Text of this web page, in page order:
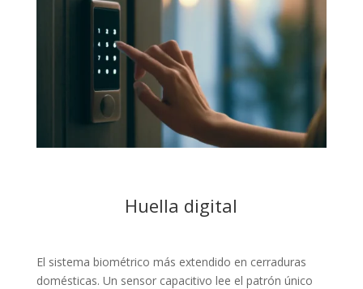
Huella digital
El sistema biométrico más extendido en cerraduras
domésticas. Un sensor capacitivo lee el patrón único